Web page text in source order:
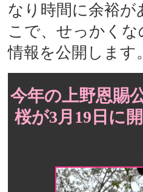
なり時間に余裕
こで、せっかく
情報を公開します。
今年の上野恩賜
桜が3月19日